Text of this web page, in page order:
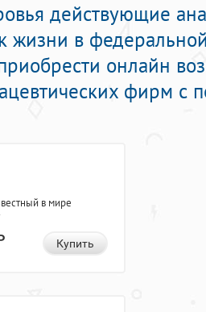
действующие
жизни в
онлайн
фирм с
в мире
Купить